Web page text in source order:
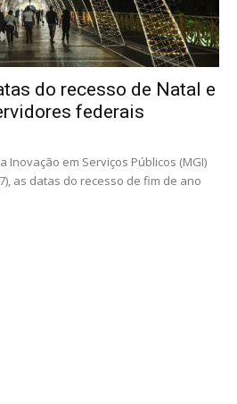
do recesso de Natal e
federais
Inovação em Serviços Públicos (MGI)
as datas do recesso de fim de ano